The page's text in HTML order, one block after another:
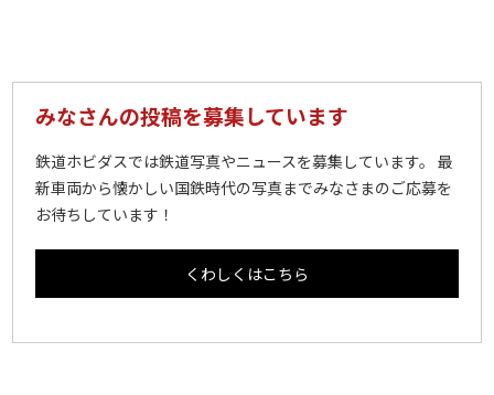
みなさんの投稿を募集しています
鉄道ホビダスでは鉄道写真やニュースを募集しています。 最
新車両から懐かしい国鉄時代の写真までみなさまのご応募を
お待ちしています！
くわしくはこちら